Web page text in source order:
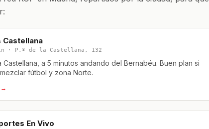
Castellana
· P.º de la Castellana, 132
Castellana, a 5 minutos andando del Bernabéu. Buen plan si
fútbol y zona Norte.
→
En Vivo